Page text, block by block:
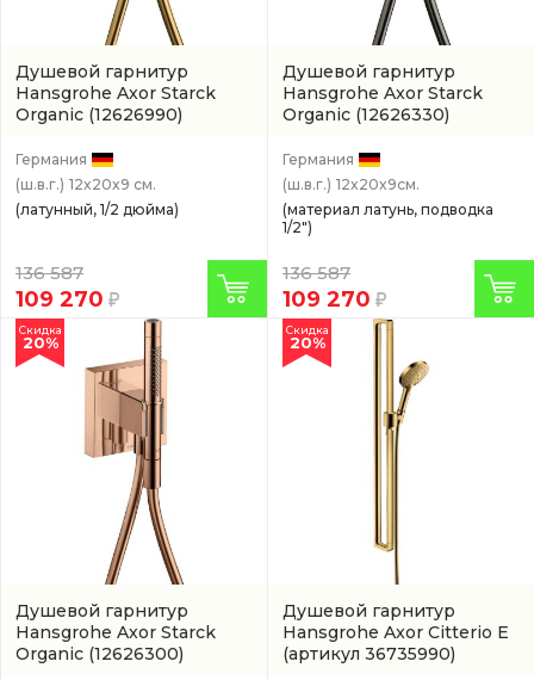
Душевой гарнитур
Hansgrohe Axor Starck
Organic (12626990)
Германия
(ш.в.г.) 12x20x9 см.
(латунный, 1/2 дюйма)
136 587
109 270
Душевой гарнитур
Hansgrohe Axor Starck
Organic (12626330)
Германия
(ш.в.г.) 12x20x9см.
(материал латунь, подводка
1/2")
136 587
109 270
Душевой гарнитур
Hansgrohe Axor Starck
Organic (12626300)
Скидка
20%
Душевой гарнитур
Hansgrohe Axor Citterio E
(артикул 36735990)
Скидка
20%